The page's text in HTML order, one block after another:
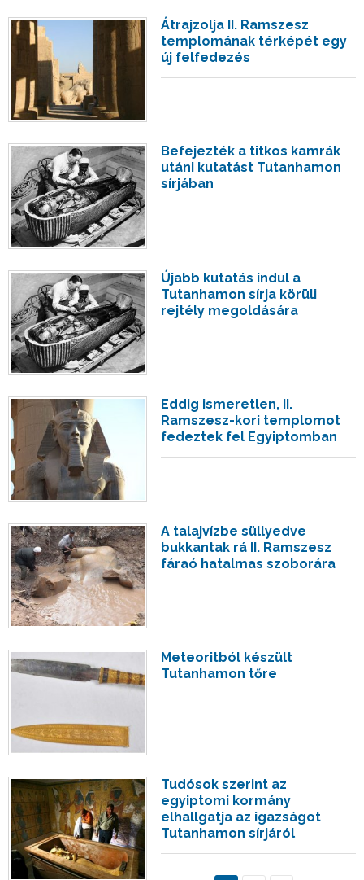
Átrajzolja II. Ramszesz
templomának térképét egy
új felfedezés
Befejezték a titkos kamrák
utáni kutatást Tutanhamon
sírjában
Újabb kutatás indul a
Tutanhamon sírja körüli
rejtély megoldására
Eddig ismeretlen, II.
Ramszesz-kori templomot
fedeztek fel Egyiptomban
A talajvízbe süllyedve
bukkantak rá II. Ramszesz
fáraó hatalmas szoborára
Meteoritból készült
Tutanhamon tőre
Tudósok szerint az
egyiptomi kormány
elhallgatja az igazságot
Tutanhamon sírjáról